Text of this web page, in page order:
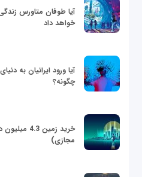
آیا طوفان متاورس
خواهد داد
آیا ورود ایرانیان به
چگونه؟
خرید زمین
مجازی)